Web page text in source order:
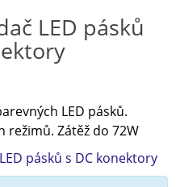
LED pásků
LED pásků.
režimů. Zátěž do 72W
pásků s DC konektory